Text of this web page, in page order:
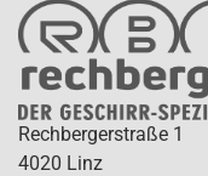
Rechbergerstraße 1
4020 Linz